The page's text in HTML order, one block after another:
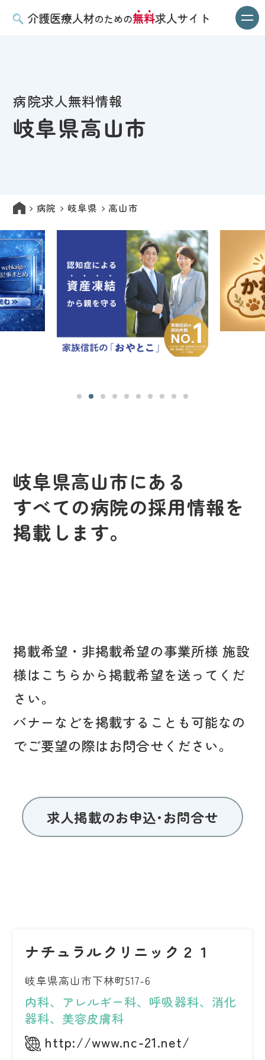
病院求人無料情報
岐阜県高山市
病院 岐阜県 高山市
岐阜県高山市にある
すべての病院の採用情報を
掲載します。
掲載希望・非掲載希望の事業所様 施設
様はこちらから掲載希望を送ってくだ
さい。
バナーなどを掲載することも可能なの
でご要望の際はお問合せください。
求人掲載のお申込･お問合せ
ナチュラルクリニック２１
岐阜県高山市下林町517-6
内科、アレルギー科、呼吸器科、消化
器科、美容皮膚科
http://www.nc-21.net/